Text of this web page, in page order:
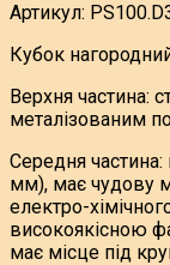
Артикул:
Кубок
Верхня частина:
металізованим
Середня
мм), має чудову
електро-
високоякісною
має місце під